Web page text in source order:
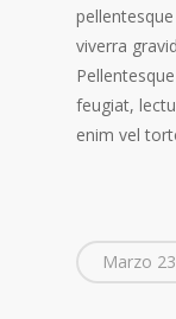
viverra
feugiat,
enim vel
Marzo